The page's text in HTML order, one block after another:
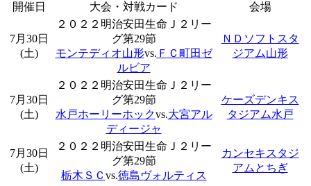
開催日 大会・対戦カード 会場
7月30日
(土)
２０２２明治安田生命Ｊ２リー
グ第29節
モンテディオ山形vs. ＦＣ町田ゼ
ルビア
ＮＤソフトスタ
ジアム山形
7月30日
(土)
２０２２明治安田生命Ｊ２リー
グ第29節
水戸ホーリーホックvs.大宮アル
ディージャ
ケーズデンキス
タジアム水戸
7月30日
(土)
２０２２明治安田生命Ｊ２リー
グ第29節
栃木ＳＣ vs.徳島ヴォルティス
カンセキスタジ
アムとちぎ